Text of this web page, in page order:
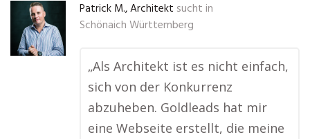
Patrick M., Architekt sucht in
Schönaich Württemberg
„Als Architekt ist es nicht einfach,
sich von der Konkurrenz
abzuheben. Goldleads hat mir
eine Webseite erstellt, die meine